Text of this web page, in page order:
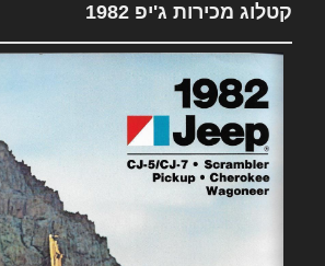
קטלוג מכירות ג'יפ 1982